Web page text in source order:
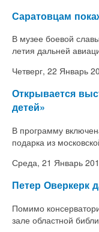
Саратовцам
В музее боевой
летия дальней
Четверг, 22 Январь
Открывается
детей»
В программу
подарка из
Среда, 21 Январь
Петер Оверкерк
Помимо
зале областной